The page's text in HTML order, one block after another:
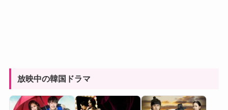
放映中の韓国ドラマ